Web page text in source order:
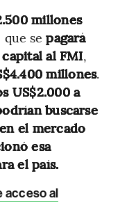
millones
que sepagará
al FMI,
millones.
US$2.000 a
buscarse
el mercado
esa
el país.
acceso al